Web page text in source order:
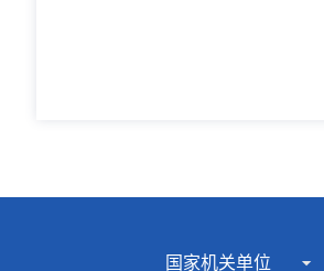
国家机关单位